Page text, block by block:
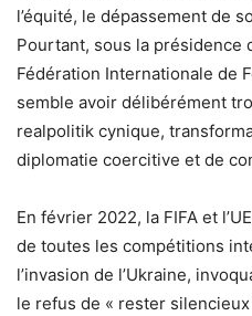
l’équité, le dépassement de
Pourtant, sous la présidence
Fédération Internationale de
semble avoir délibérément
realpolitik cynique,
diplomatie coercitive et de
En février 2022, la FIFA et
de toutes les compétitions
l’invasion de l’Ukraine,
le refus de « rester silencieux